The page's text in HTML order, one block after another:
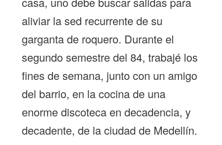
aliviar la sed recurrente de su
garganta de roquero. Durante el
segundo semestre del 84, trabajé los
fines de semana, junto con un amigo
del barrio, en la cocina de una
enorme discoteca en decadencia, y
decadente, de la ciudad de Medellín.